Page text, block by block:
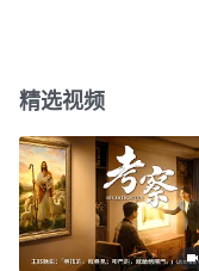
精选视频